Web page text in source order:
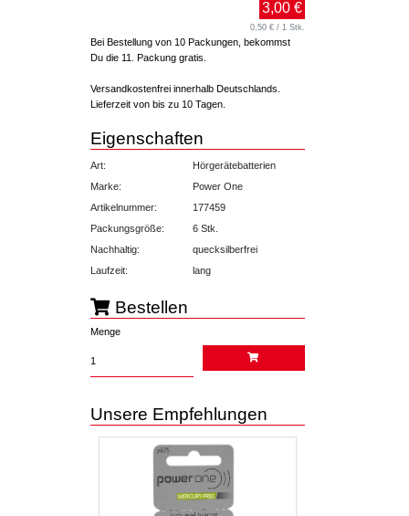
3,00 €
0,50 € / 1 Stk.
Bei Bestellung von 10 Packungen, bekommst
Du die 11. Packung gratis.
Versandkostenfrei innerhalb Deutschlands.
Lieferzeit von bis zu 10 Tagen.
Eigenschaften
Art:
Hörgerätebatterien
Marke:
Power One
Artikelnummer:
177459
Packungsgröße:
6 Stk.
Nachhaltig:
quecksilberfrei
Laufzeit:
lang
Bestellen
Menge
Unsere Empfehlungen